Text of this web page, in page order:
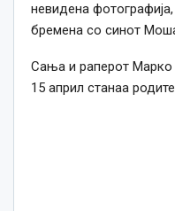
невидена
бремена со синот
Сања и раперот Марко
15 април станаа